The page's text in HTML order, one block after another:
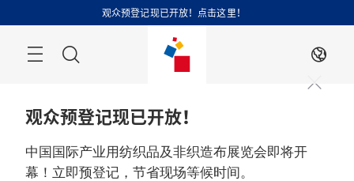
过
观众预登记现已开放！点击这里！
ZH
观众预登记现已开放！
中国国际产业用纺织品及非织造布展览会即将开
幕！立即预登记，节省现场等候时间。